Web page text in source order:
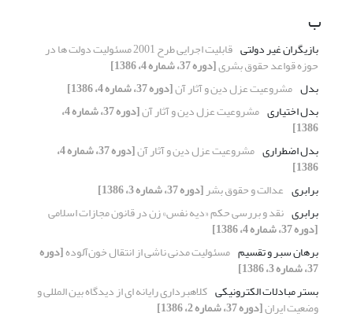
ب
بازیگران غیر دولتی قابلیت اجرایی طرح 2001 مسئولیت دولت ها در
حوزه قواعد حقوق بشری[دوره 37، شماره 4، 1386]
بدل مشروعیت عزل دین و آثار آن[دوره 37، شماره 4، 1386]
بدل اختیاری مشروعیت عزل دین و آثار آن [دوره 37، شماره 4،
1386]
بدل اضطراری مشروعیت عزل دین و آثار آن [دوره 37، شماره 4،
1386]
برابری عدالت و حقوق بشر[دوره 37، شماره 3، 1386]
برابری نقد و بررسی حکم «دیه نفس» زن در قانون مجازات اسلامی
[دوره 37، شماره 4، 1386]
برهان سبر و تقسیم مسئولیت مدنی ناشی از انتقال خون‌آلوده[دوره
37، شماره 3، 1386]
بستر مبادلات الکترونیکی کلاهبرداری رایانه ای از دیدگاه بین المللی و
وضعیت ایران[دوره 37، شماره 2، 1386]